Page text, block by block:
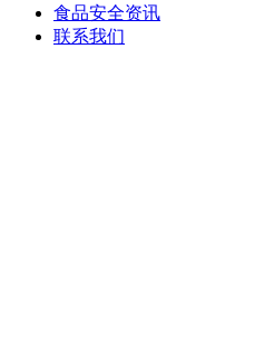
食品安全资讯
联系我们